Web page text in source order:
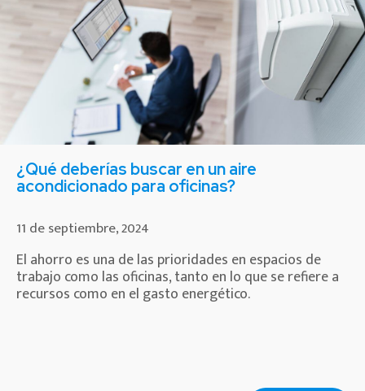
¿Qué deberías buscar en un aire
acondicionado para oficinas?
11 de septiembre, 2024
El ahorro es una de las prioridades en espacios de
trabajo como las oficinas, tanto en lo que se refiere a
recursos como en el gasto energético.